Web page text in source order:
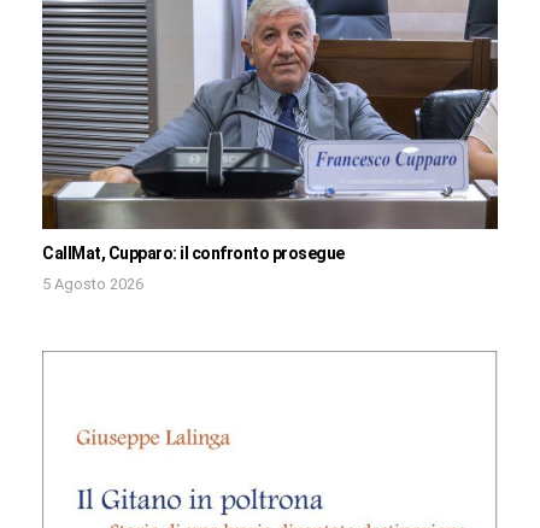
CallMat, Cupparo: il confronto prosegue
5 Agosto 2026